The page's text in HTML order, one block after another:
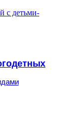
с детьми-